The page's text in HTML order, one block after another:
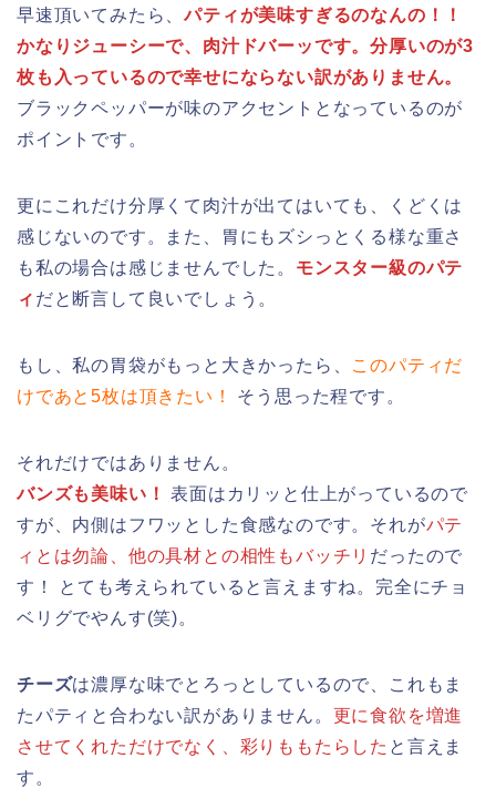
早速頂いてみたら、パティが美味すぎるのなんの！！
かなりジューシーで、肉汁ドバーッです。分厚いのが3
枚も入っているので幸せにならない訳がありません。
ブラックペッパーが味のアクセントとなっているのが
ポイントです。
更にこれだけ分厚くて肉汁が出てはいても、くどくは
感じないのです。また、胃にもズシっとくる様な重さ
も私の場合は感じませんでした。 モンスター級のパテ
ィ だと断言して良いでしょう。
もし、私の胃袋がもっと大きかったら、 このパティだ
けであと5枚は頂きたい！
そう思った程です。
それだけではありません。
バンズも美味い！
表面はカリッと仕上がっているので
すが、内側はフワッとした食感なのです。それがパテ
ィとは勿論、他の具材との相性もバッチリ だったので
す！ とても考えられていると言えますね。完全にチョ
ベリグでやんす(笑)。
チーズは濃厚な味でとろっとしているので、これもま
たパティと合わない訳がありません。 更に食欲を増進
させてくれただけでなく、彩りももたらした と言えま
す。